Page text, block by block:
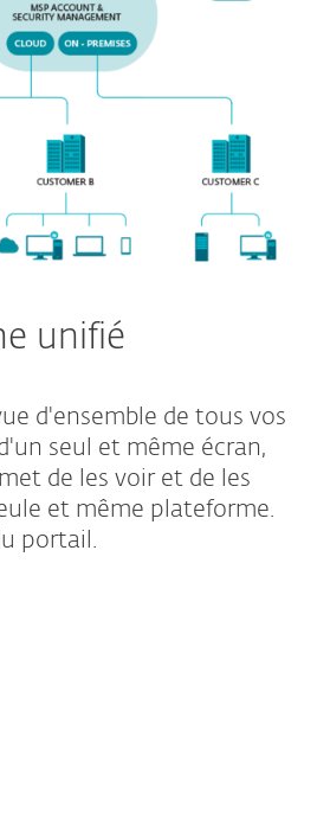
unifié
d'ensemble de tous vos
seul et même écran,
de les voir et de les
et même plateforme.
portail.